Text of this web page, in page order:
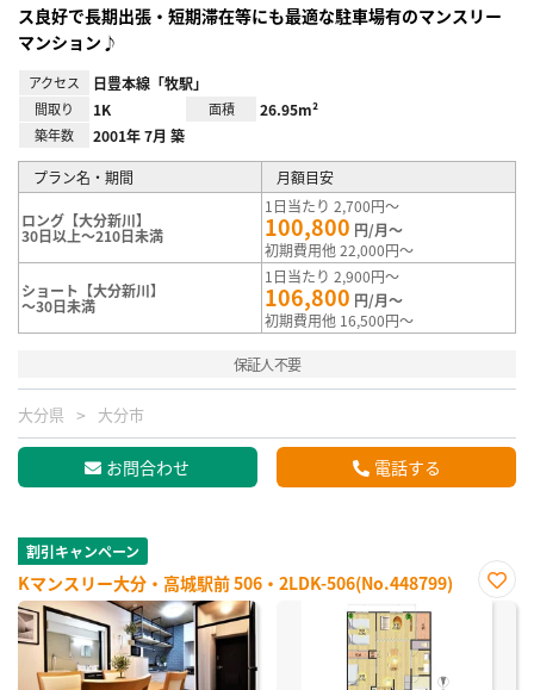
ス良好で長期出張・短期滞在等にも最適な駐車場有のマンスリー
マンション♪
アクセス 日豊本線「牧駅」
間取り 1K 面積 26.95m²
築年数 2001年 7月 築
プラン名・期間 月額目安
ロング【大分新川】
30日以上～210日未満
1日当たり 2,700円～
100,800 円/月～
初期費用他 22,000円～
ショート【大分新川】
～30日未満
1日当たり 2,900円～
106,800 円/月～
初期費用他 16,500円～
保証人不要
大分県 大分市
お問合わせ 電話する
割引キャンペーン
Kマンスリー大分・高城駅前 506・2LDK-506(No.448799)
お気